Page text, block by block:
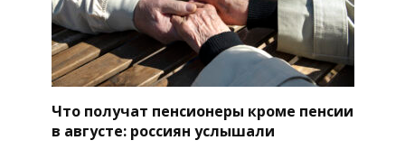
Что получат пенсионеры кроме пенсии
в августе: россиян услышали